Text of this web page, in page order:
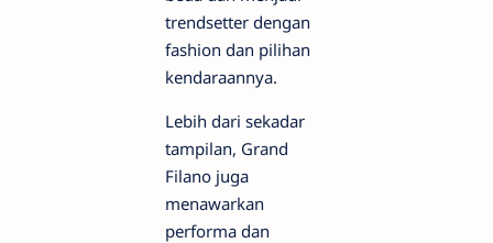
trendsetter dengan
fashion dan pilihan
kendaraannya.
Lebih dari sekadar
tampilan, Grand
Filano juga
menawarkan
performa dan